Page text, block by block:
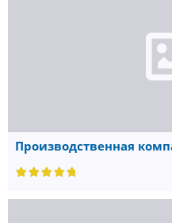
Производственная